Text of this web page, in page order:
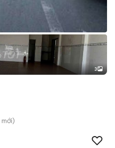
3
mới)